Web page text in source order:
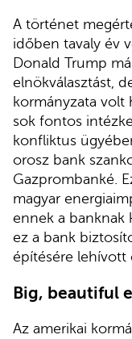
A történet
időben tavaly év
Donald Trump
elnökválasztást,
kormányzata volt
sok fontos
konfliktus
orosz bank
Gazprombanké.
magyar
ennek a banknak
ez a bank
építésére lehívott
Big, beautiful
Az amerikai